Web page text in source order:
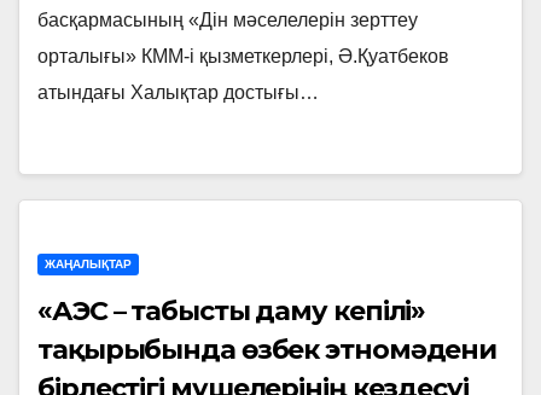
басқармасының «Дін мәселелерін зерттеу
орталығы» КММ-і қызметкерлері, Ә.Қуатбеков
атындағы Халықтар достығы…
ЖАҢАЛЫҚТАР
«АЭС – табысты даму кепілі»
тақырыбында өзбек этномәдени
бірлестігі мүшелерінің кездесуі